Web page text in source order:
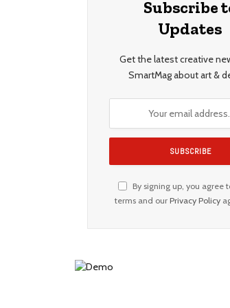
Subscribe
Updates
Get the latest creative
SmartMag about art &
By signing up, you agree
terms and our Privacy Policy